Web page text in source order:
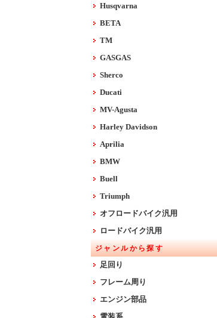
Husqvarna
BETA
TM
GASGAS
Sherco
Ducati
MV-Agusta
Harley Davidson
Aprilia
BMW
Buell
Triumph
オフロードバイク汎用
ロードバイク汎用
ジャンルから探す
足回り
フレーム周り
エンジン部品